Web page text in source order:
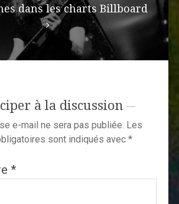
dans les charts Billboard
à la discussion
e-mail ne sera pas publiée. Les
sont indiqués avec *
*